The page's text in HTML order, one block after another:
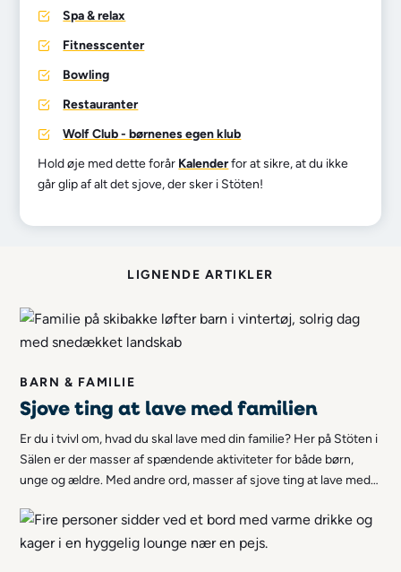
Spa & relax
Fitnesscenter
Bowling
Restauranter
Wolf Club - børnenes egen klub
Hold øje med dette forår Kalenderfor at sikre, at du ikke
går glip af alt det sjove, der sker i Stöten!
LIGNENDE ARTIKLER
BARN & FAMILIE
Sjove ting at lave med familien
Er du i tvivl om, hvad du skal lave med din familie? Her på Stöten i
Sälen er der masser af spændende aktiviteter for både børn,
unge og ældre. Med andre ord, masser af sjove ting at lave med
lave sammen - som familie!